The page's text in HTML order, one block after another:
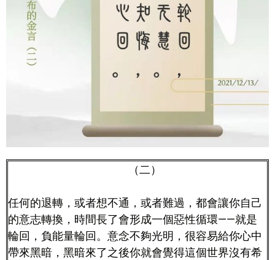
（二）
任何的退轉，或者想不通，或者難過，都會讓你自己
的意志轉換，時間長了會形成一個惡性循環——就是
輪回，負能量輪回。意念不夠光明，很容易給你心中
帶來黑暗，黑暗來了之後你就會覺得這個世界沒有希